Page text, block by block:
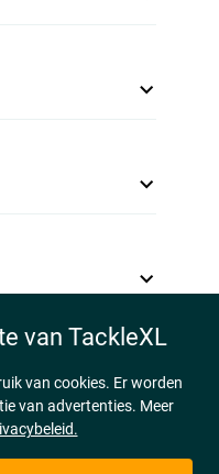
van TackleXL
van cookies. Er worden
van advertenties. Meer